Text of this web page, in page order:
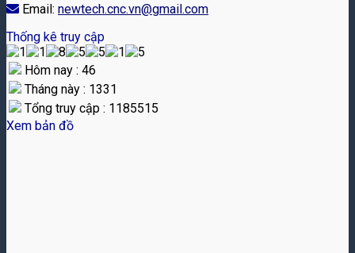
Email: newtech.cnc.vn@gmail.com
Thống kê truy cập
Hôm nay : 46
Tháng này : 1331
Tổng truy cập : 1185515
Xem bản đồ